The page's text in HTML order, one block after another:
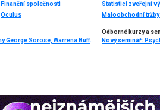
Finanční společnosti
Oculus
Krotitelé trhů - Inspirujte se příběhy George Sorose, Warrena Buffetta a Paula Volckera
Odborné kurzy a